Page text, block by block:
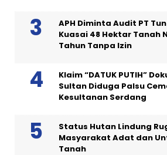
APH Diminta Audit PT
Kuasai 48 Hektar Tanah
Tahun Tanpa Izin
Klaim “DATUK PUTIH”
Sultan Diduga Palsu
Kesultanan Serdang
Status Hutan Lindung
Masyarakat Adat dan
Tanah